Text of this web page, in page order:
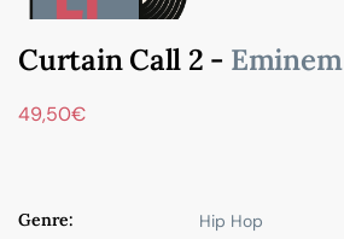
Curtain Call 2 - Eminem
49,50€
Genre: Hip Hop